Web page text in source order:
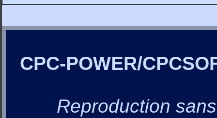
CPC-POWER/
Reproduction